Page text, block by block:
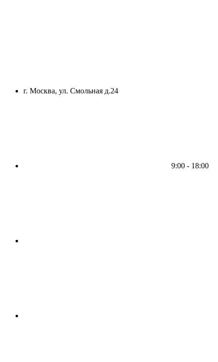
г. Москва, ул. Смольная д.24
9:00 - 18:00